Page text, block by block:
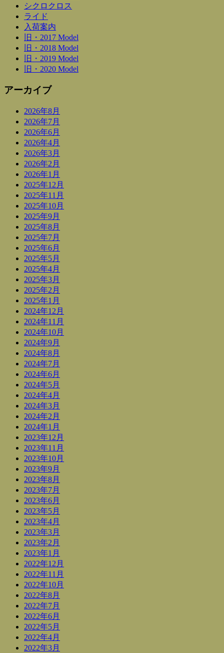
シクロクロス
ライド
入荷案内
旧・2017 Model
旧・2018 Model
旧・2019 Model
旧・2020 Model
アーカイブ
2026年8月
2026年7月
2026年6月
2026年4月
2026年3月
2026年2月
2026年1月
2025年12月
2025年11月
2025年10月
2025年9月
2025年8月
2025年7月
2025年6月
2025年5月
2025年4月
2025年3月
2025年2月
2025年1月
2024年12月
2024年11月
2024年10月
2024年9月
2024年8月
2024年7月
2024年6月
2024年5月
2024年4月
2024年3月
2024年2月
2024年1月
2023年12月
2023年11月
2023年10月
2023年9月
2023年8月
2023年7月
2023年6月
2023年5月
2023年4月
2023年3月
2023年2月
2023年1月
2022年12月
2022年11月
2022年10月
2022年8月
2022年7月
2022年6月
2022年5月
2022年4月
2022年3月